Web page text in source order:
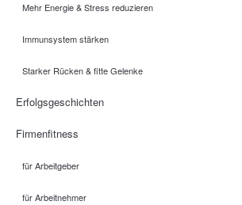
Mehr Energie & Stress reduzieren
Immunsystem stärken
Starker Rücken & fitte Gelenke
Erfolgsgeschichten
Firmenfitness
für Arbeitgeber
für Arbeitnehmer